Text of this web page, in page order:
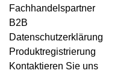
Fachhandelspartner
B2B
Datenschutzerklärung
Produktregistrierung
Kontaktieren Sie uns